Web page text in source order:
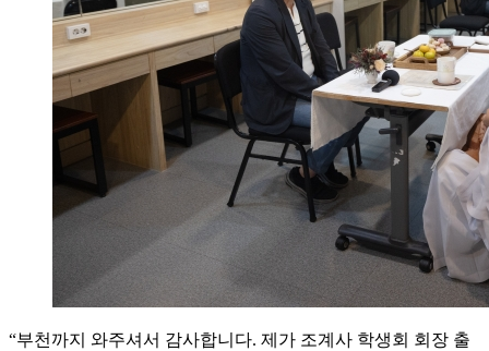
“부천까지 와주셔서 감사합니다. 제가 조계사 학생회 회장 출